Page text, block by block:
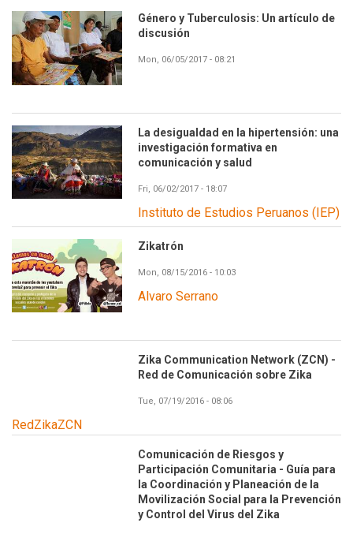
Género y Tuberculosis: Un artículo de
discusión
Mon, 06/05/2017 - 08:21
La desigualdad en la hipertensión: una
investigación formativa en
comunicación y salud
Fri, 06/02/2017 - 18:07
Instituto de Estudios Peruanos (IEP)
Zikatrón
Mon, 08/15/2016 - 10:03
Alvaro Serrano
Zika Communication Network (ZCN) -
Red de Comunicación sobre Zika
Tue, 07/19/2016 - 08:06
RedZikaZCN
Comunicación de Riesgos y
Participación Comunitaria - Guía para
la Coordinación y Planeación de la
Movilización Social para la Prevención
y Control del Virus del Zika